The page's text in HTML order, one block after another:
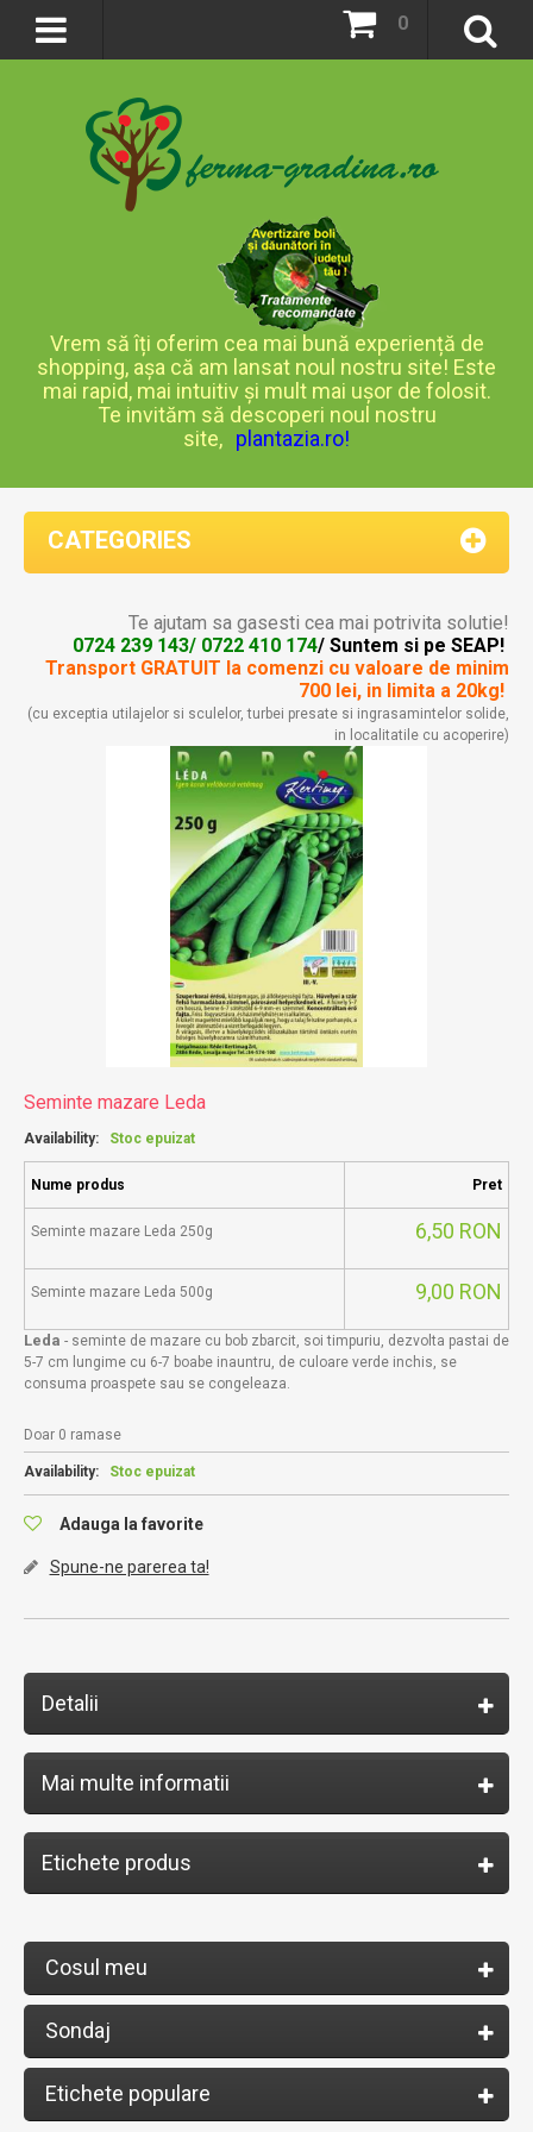
0
Vrem să îți oferim cea mai bună experiență de
shopping, așa că am lansat noul nostru site! Este
mai rapid, mai intuitiv și mult mai ușor de folosit.
Te invităm să descoperi noul nostru
site, plantazia.ro!
CATEGORIES
Te ajutam sa gasesti cea mai potrivita solutie!
0724 239 143/ 0722 410 174/ Suntem si pe SEAP!
Transport GRATUIT la comenzi cu valoare de minim
700 lei, in limita a 20kg!
(cu exceptia utilajelor si sculelor, turbei presate si ingrasamintelor solide,
in localitatile cu acoperire)
Seminte mazare Leda
Availability: Stoc epuizat
Nume produs Pret
Seminte mazare Leda 250g 6,50 RON
Seminte mazare Leda 500g 9,00 RON
Leda - seminte de mazare cu bob zbarcit, soi timpuriu, dezvolta pastai de
5-7 cm lungime cu 6-7 boabe inauntru, de culoare verde inchis, se
consuma proaspete sau se congeleaza.
Doar 0 ramase
Availability: Stoc epuizat
Adauga la favorite
Spune-ne parerea ta!
Detalii
Mai multe informatii
Etichete produs
Cosul meu
Sondaj
Etichete populare